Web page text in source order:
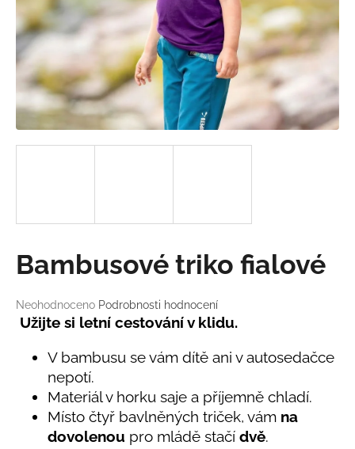
Průměrné
hodnocení
produktu
hvězdiček.
Neohodnoceno Podrobnosti hodnocení
Bambusové triko fialové
Užijte si letní cestování v klidu.
V bambusu se vám dítě ani v autosedačce
nepotí.
Materiál v horku saje a příjemně chladí.
Místo čtyř bavlněných triček, vám na
dovolenou pro mládě stačí dvě.
a
j
í
?
D
o
o
r